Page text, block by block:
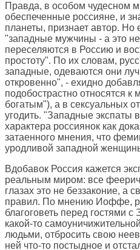
Правда, в особом чудесном
обеспеченные россияне, и
планеты, признает автор.
"западные мужчины - а это
переселяются в Россию и
простоту". По их словам,
западные, одеваются они
откровенно", - ехидно
подобострастно относятся
богатым"), а в сексуальных
угодить. "Западные экспаты
характера россиянок как
затаенного мнения, что
уродливой западной
Вдобавок Россия кажется
реальным миром: все
глазах это не беззаконие, а
правил. По мнению Иоффе,
благоговеть перед гостями с
какой-то
людьми, отбросить свою
ней что-то постыдное и